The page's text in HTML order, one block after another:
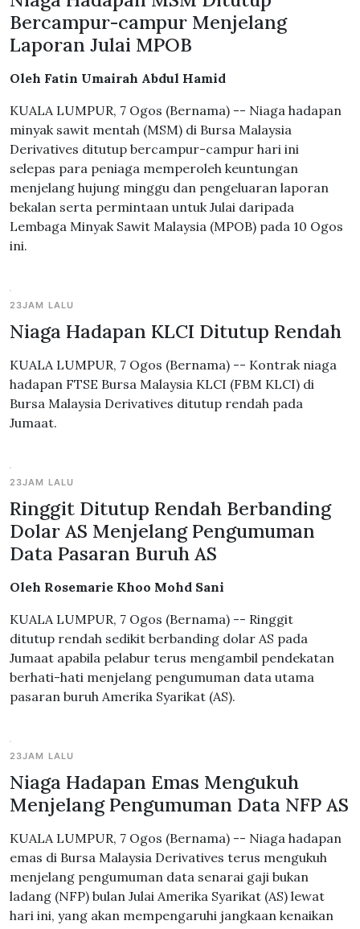
Bercampur-campur Menjelang
Laporan Julai MPOB
Oleh Fatin Umairah Abdul Hamid
KUALA LUMPUR, 7 Ogos (Bernama) -- Niaga hadapan
minyak sawit mentah (MSM) di Bursa Malaysia
Derivatives ditutup bercampur-campur hari ini
selepas para peniaga memperoleh keuntungan
menjelang hujung minggu dan pengeluaran laporan
bekalan serta permintaan untuk Julai daripada
Lembaga Minyak Sawit Malaysia (MPOB) pada 10 Ogos
ini.
23JAM LALU
Niaga Hadapan KLCI Ditutup Rendah
KUALA LUMPUR, 7 Ogos (Bernama) -- Kontrak niaga
hadapan FTSE Bursa Malaysia KLCI (FBM KLCI) di
Bursa Malaysia Derivatives ditutup rendah pada
Jumaat.
23JAM LALU
Ringgit Ditutup Rendah Berbanding
Dolar AS Menjelang Pengumuman
Data Pasaran Buruh AS
Oleh Rosemarie Khoo Mohd Sani
KUALA LUMPUR, 7 Ogos (Bernama) -- Ringgit
ditutup rendah sedikit berbanding dolar AS pada
Jumaat apabila pelabur terus mengambil pendekatan
berhati-hati menjelang pengumuman data utama
pasaran buruh Amerika Syarikat (AS).
23JAM LALU
Niaga Hadapan Emas Mengukuh
Menjelang Pengumuman Data NFP AS
KUALA LUMPUR, 7 Ogos (Bernama) -- Niaga hadapan
emas di Bursa Malaysia Derivatives terus mengukuh
menjelang pengumuman data senarai gaji bukan
ladang (NFP) bulan Julai Amerika Syarikat (AS) lewat
hari ini, yang akan mempengaruhi jangkaan kenaikan